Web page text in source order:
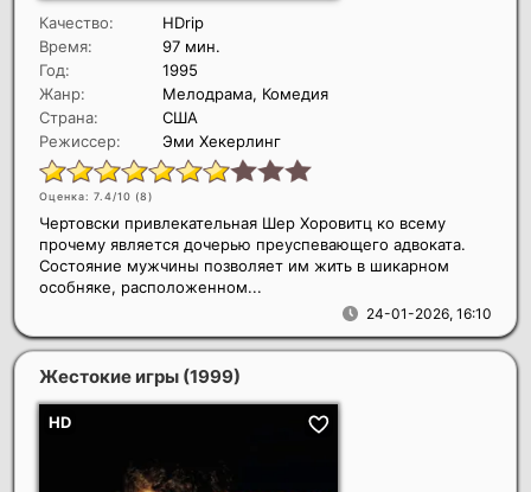
Качество:
HDrip
Время:
97 мин.
Год:
1995
Жанр:
Мелодрама, Комедия
Страна:
США
Режиссер:
Эми Хекерлинг
Оценка: 7.4/10 (8)
24-01-2026, 16:10
Чертовски привлекательная Шер Хоровитц ко всему
прочему является дочерью преуспевающего адвоката.
Состояние мужчины позволяет им жить в шикарном
особняке, расположенном...
Жестокие игры (1999)